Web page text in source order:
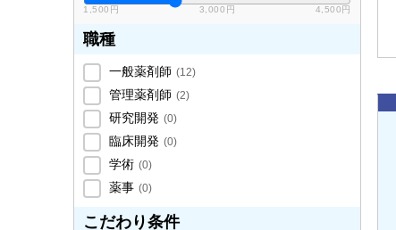
1,500円 3,000円 4,500円
職種
一般薬剤師 (12)
管理薬剤師 (2)
研究開発 (0)
臨床開発 (0)
学術 (0)
薬事 (0)
こだわり条件